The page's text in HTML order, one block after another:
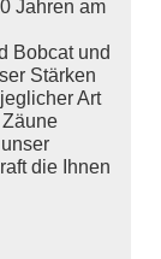
Jahren am
Bobcat und
Stärken
Art
die Ihnen